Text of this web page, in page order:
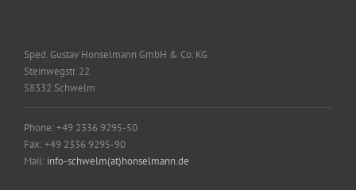
Sped. Gustav Honselmann GmbH & Co. KG
Steinwegstr. 22
58332 Schwelm
Phone: +49 2336 9295-50
Fax: +49 2336 9295-90
Mail: info-schwelm(at)honselmann.de